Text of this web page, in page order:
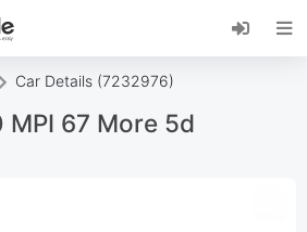
eCarsTrade,
экран и получайте
Car Details (7232976)
MPI 67 More 5d